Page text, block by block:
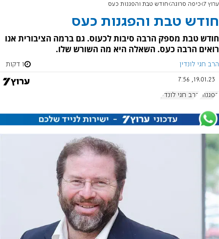
ערוץ 7 כיפה סרוגה חודש טבת והפגנות כעס
חודש טבת והפגנות כעס
חודש טבת מספק הרבה סיבות לכעוס. גם ברמה הציבורית אנו
רואים הרבה כעס. השאלה היא מה השורש שלו.
הרב חגי לונדין 1 דקות
19.01.23, 7:56
הפגנות הרב חגי לונדין